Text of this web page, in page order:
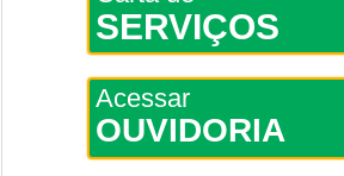
SERVIÇOS
Acessar
OUVIDORIA